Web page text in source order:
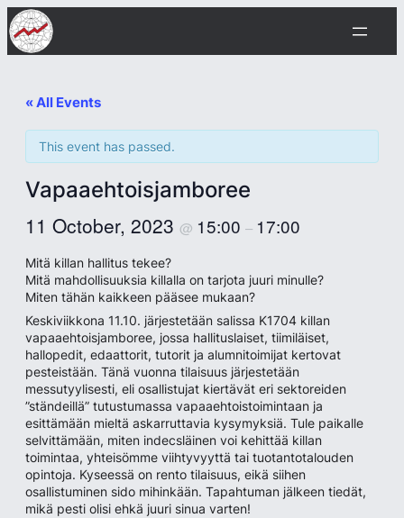
« All Events
This event has passed.
Vapaaehtoisjamboree
11 October, 2023 @ 15:00 – 17:00
Mitä killan hallitus tekee?
Mitä mahdollisuuksia killalla on tarjota juuri minulle?
Miten tähän kaikkeen pääsee mukaan?
Keskiviikkona 11.10. järjestetään salissa K1704 killan
vapaaehtoisjamboree, jossa hallituslaiset, tiimiläiset,
hallopedit, edaattorit, tutorit ja alumnitoimijat kertovat
pesteistään. Tänä vuonna tilaisuus järjestetään
messutyylisesti, eli osallistujat kiertävät eri sektoreiden
”ständeillä” tutustumassa vapaaehtoistoimintaan ja
esittämään mieltä askarruttavia kysymyksiä. Tule paikalle
selvittämään, miten indecsläinen voi kehittää killan
toimintaa, yhteisömme viihtyvyyttä tai tuotantotalouden
opintoja. Kyseessä on rento tilaisuus, eikä siihen
osallistuminen sido mihinkään. Tapahtuman jälkeen tiedät,
mikä pesti olisi ehkä juuri sinua varten!